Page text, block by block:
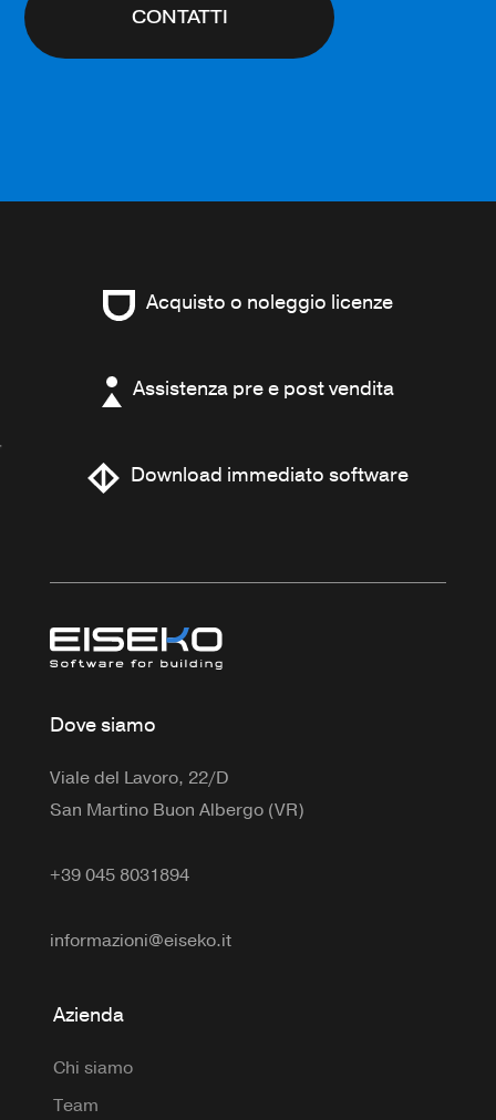
CONTATTI
Acquisto o noleggio licenze
Assistenza pre e post vendita
Download immediato software
Dove siamo
Viale del Lavoro, 22/D
San Martino Buon Albergo (VR)
+39 045 8031894
informazioni@eiseko.it
Azienda
Chi siamo
Team